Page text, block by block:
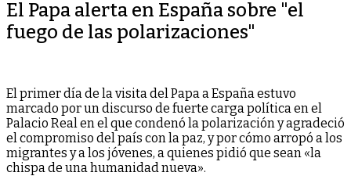
El Papa alerta en España sobre "el
fuego de las polarizaciones"
El primer día de la visita del Papa a España estuvo
marcado por un discurso de fuerte carga política en el
Palacio Real en el que condenó la polarización y agradeció
el compromiso del país con la paz, y por cómo arropó a los
migrantes y a los jóvenes, a quienes pidió que sean «la
chispa de una humanidad nueva».